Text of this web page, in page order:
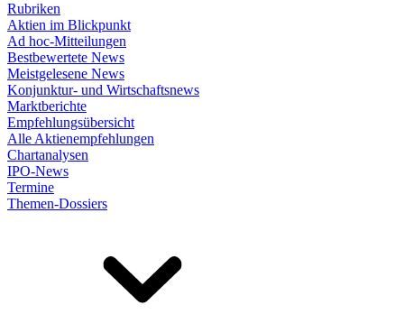
Rubriken
Aktien im Blickpunkt
Ad hoc-Mitteilungen
Bestbewertete News
Meistgelesene News
Konjunktur- und Wirtschaftsnews
Marktberichte
Empfehlungsübersicht
Alle Aktienempfehlungen
Chartanalysen
IPO-News
Termine
Themen-Dossiers